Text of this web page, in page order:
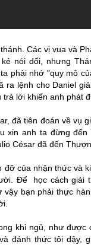
Các vị vua và
nói dối, nhưng
phải nhớ "quy mô
ra lệnh cho Daniel
lời khiến anh phát
đã tiên đoán về vụ
xin anh ta đừng
César đã đến
của nhận thức và
Để  học cách giải
bạn phải thực
khi ngủ, như được
đánh thức tôi dậy,